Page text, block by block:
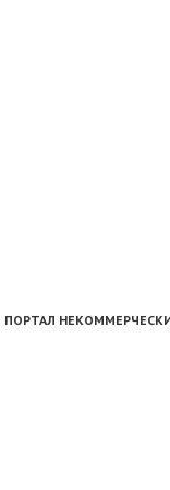
ПОРТАЛ